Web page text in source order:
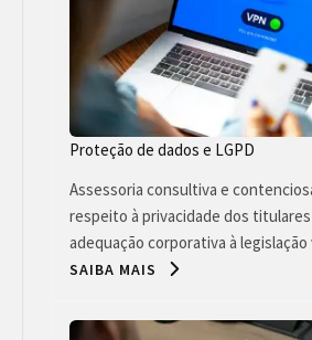
Proteção de dados e LGPD
Assessoria consultiva e
respeito à privacidade dos
adequação corporativa à
SAIBA MAIS